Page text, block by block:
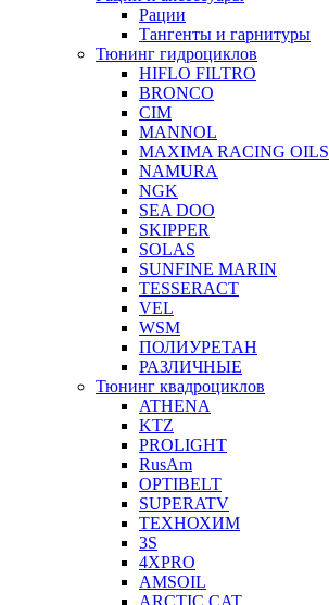
Рации
Тангенты и гарнитуры
Тюнинг гидроциклов
HIFLO FILTRO
BRONCO
CIM
MANNOL
MAXIMA RACING OILS
NAMURA
NGK
SEA DOO
SKIPPER
SOLAS
SUNFINE MARIN
TESSERACT
VEL
WSM
ПОЛИУРЕТАН
РАЗЛИЧНЫЕ
Тюнинг квадроциклов
ATHENA
KTZ
PROLIGHT
RusAm
OPTIBELT
SUPERATV
ТЕХНОХИМ
3S
4XPRO
AMSOIL
ARCTIC CAT